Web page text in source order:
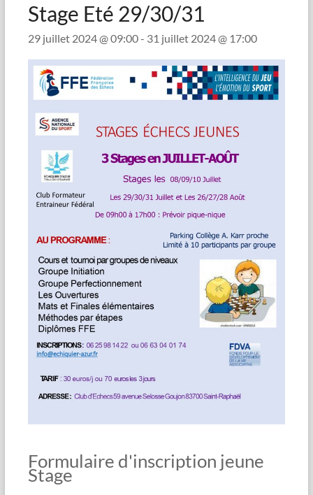
Stage Eté 29/30/31
29 juillet 2024 @ 09:00- 31 juillet 2024 @ 17:00
Formulaire d'inscription jeune
Stage